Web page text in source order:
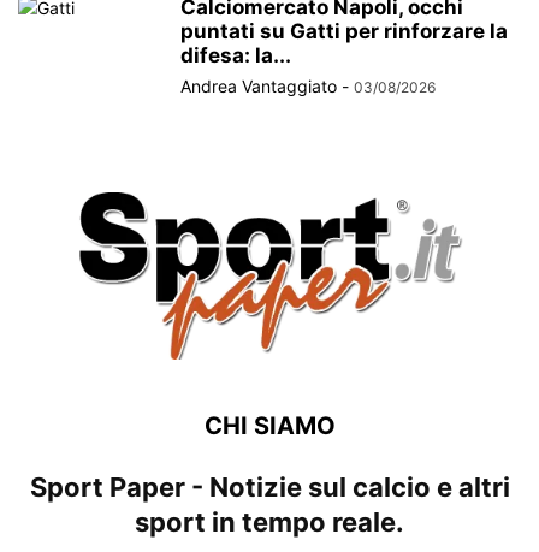
Calciomercato Napoli, occhi
puntati su Gatti per rinforzare la
difesa: la...
Andrea Vantaggiato - 03/08/2026
CHI SIAMO
Sport Paper - Notizie sul calcio e altri
sport in tempo reale.